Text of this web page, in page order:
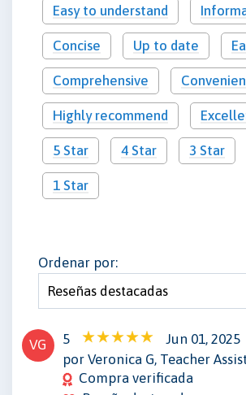
Easy to understand
Concise Up to date
Comprehensive
Highly recommend
5 Star 4 Star 3 Star
1 Star
Ordenar por:
VG 5
Jun 01, 2025
por Veronica G, Teacher
Compra verificada